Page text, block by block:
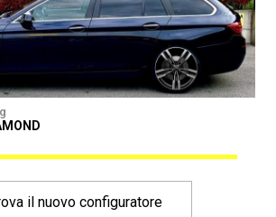
il nuovo configuratore